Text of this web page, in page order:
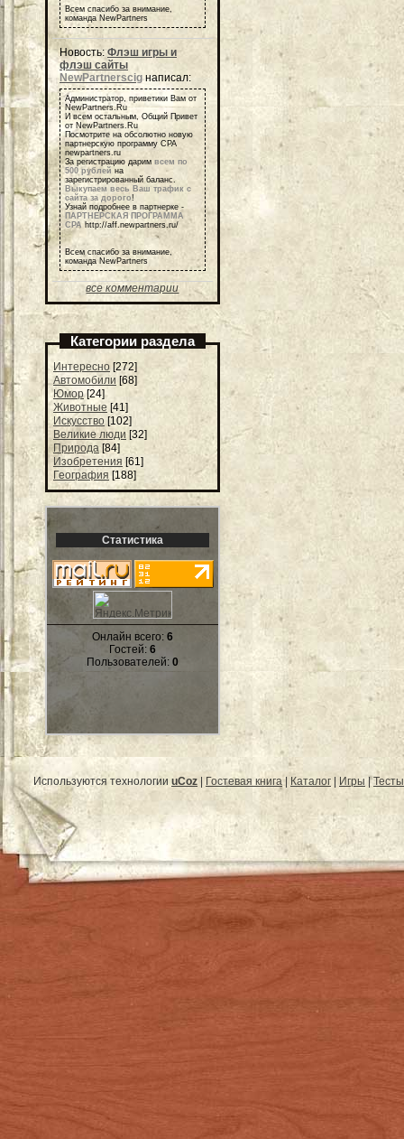
Всем спасибо за внимание,
команда NewPartners
Новость:Флэш игры и
флэш сайты
NewPartnerscig написал:
Администратор, приветики Вам от
NewPartners.Ru
И всем остальным, Общий Привет
от NewPartners.Ru
Посмотрите на обсолютно новую
партнерскую программу СРА
newpartners.ru
За регистрацию дарим всем по
500 рублей на
зарегистрированный баланс.
Выкупаем весь Ваш трафик с
сайта за дорого!
Узнай подробнее в партнерке -
ПАРТНЕРСКАЯ ПРОГРАММА
СРАhttp://aff.newpartners.ru/
Всем спасибо за внимание,
команда NewPartners
все комментарии
Категории раздела
Интересно [272]
Автомобили [68]
Юмор [24]
Животные [41]
Искусство [102]
Великие люди [32]
Природа [84]
Изобретения [61]
География [188]
Статистика
Онлайн всего: 6
Гостей: 6
Пользователей: 0
Используются технологии uCoz Гостевая книга| Каталог Игры |Тесты